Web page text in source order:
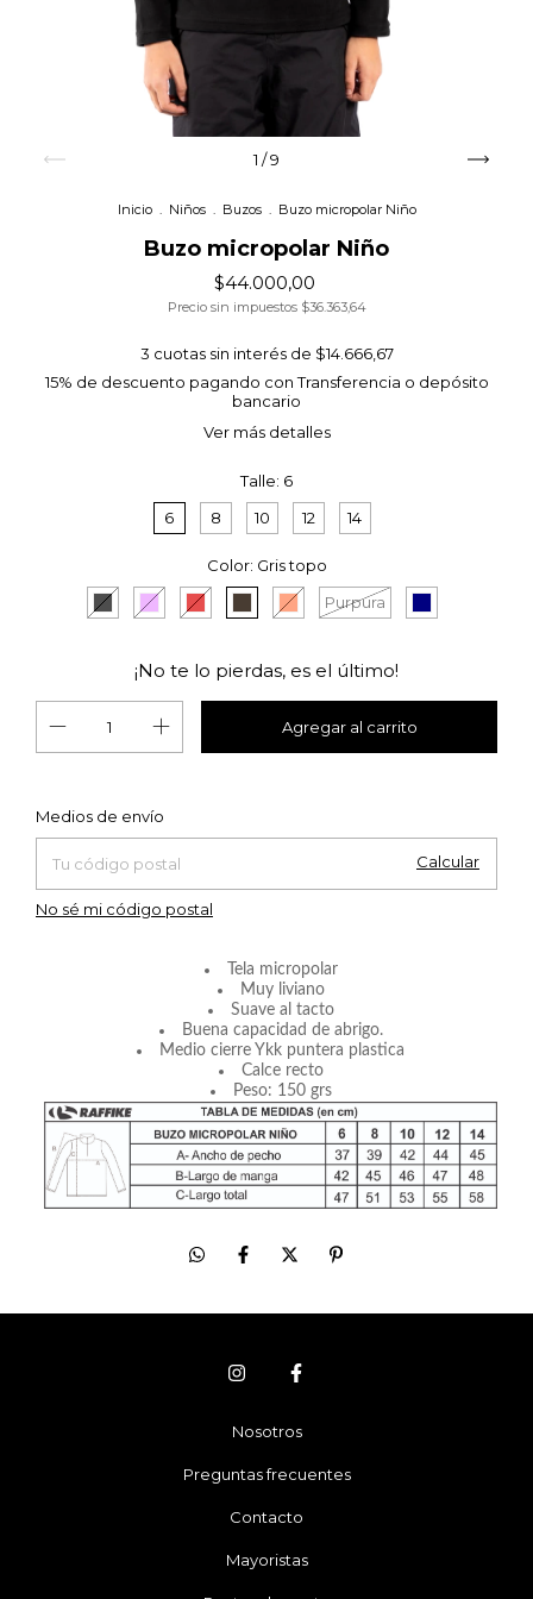
1 /9
Inicio . Niños . Buzos . Buzo micropolar Niño
Buzo micropolar Niño
$44.000,00
Precio sin impuestos $36.363,64
3 cuotas sin interés de $14.666,67
15% de descuento pagando con Transferencia o depósito
bancario
Ver más detalles
Talle: 6
6
8 10 12 14
Color: Gris topo
Purpura
¡No te lo pierdas, es el último!
Entregas para el CP:
Medios de envío
Calcular
No sé mi código postal
Tela micropolar
Muy liviano
Suave al tacto
Buena capacidad de abrigo.
Medio cierre Ykk puntera plastica
Calce recto
Peso: 150 grs
Nosotros
Preguntas frecuentes
Contacto
Mayoristas